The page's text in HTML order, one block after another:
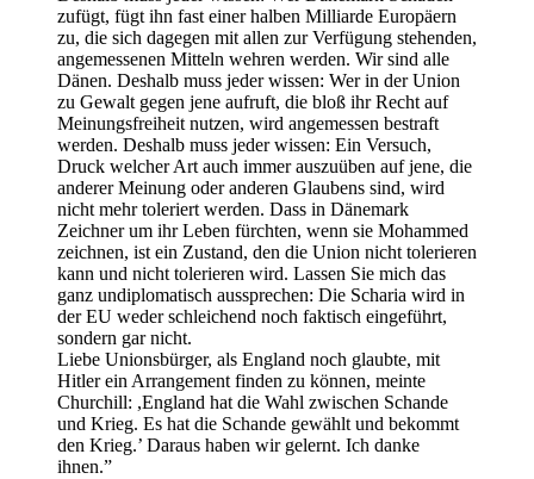
zufügt, fügt ihn fast einer halben Milliarde Europäern
zu, die sich dagegen mit allen zur Verfügung stehenden,
angemessenen Mitteln wehren werden. Wir sind alle
Dänen. Deshalb muss jeder wissen: Wer in der Union
zu Gewalt gegen jene aufruft, die bloß ihr Recht auf
Meinungsfreiheit nutzen, wird angemessen bestraft
werden. Deshalb muss jeder wissen: Ein Versuch,
Druck welcher Art auch immer auszuüben auf jene, die
anderer Meinung oder anderen Glaubens sind, wird
nicht mehr toleriert werden. Dass in Dänemark
Zeichner um ihr Leben fürchten, wenn sie Mohammed
zeichnen, ist ein Zustand, den die Union nicht tolerieren
kann und nicht tolerieren wird. Lassen Sie mich das
ganz undiplomatisch aussprechen: Die Scharia wird in
der EU weder schleichend noch faktisch eingeführt,
sondern gar nicht.
Liebe Unionsbürger, als England noch glaubte, mit
Hitler ein Arrangement finden zu können, meinte
Churchill: ,England hat die Wahl zwischen Schande
und Krieg. Es hat die Schande gewählt und bekommt
den Krieg.’ Daraus haben wir gelernt. Ich danke
ihnen.”